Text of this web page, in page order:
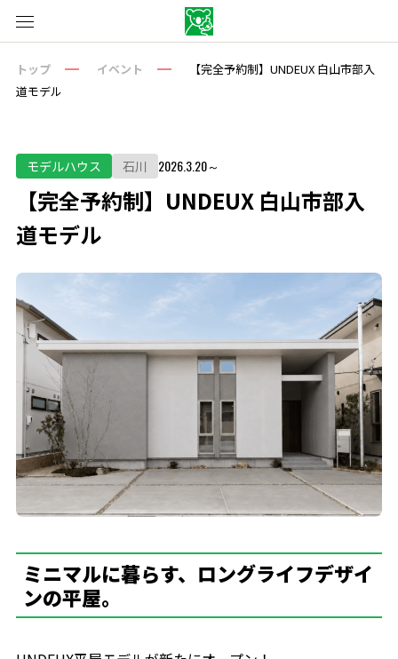
トップ イベント
【完全予約制】UNDEUX 白山市部入
道モデル
モデルハウス 石川 2026.3.20～
【完全予約制】UNDEUX 白山市部入
道モデル
ミニマルに暮らす、ロングライフデザイ
ンの平屋。